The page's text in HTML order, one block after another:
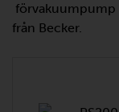
förvakuumpump
från Becker.